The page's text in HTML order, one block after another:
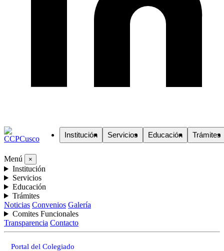
Institución Servicios Educación Trámites
Menú ×
Institución
Servicios
Educación
Trámites
Noticias Convenios Galería
Comites Funcionales
Transparencia Contacto
Portal del Colegiado